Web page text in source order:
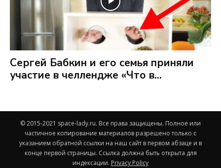
Сергей Бабкин и его семья приняли
участие в челлендже «Что в...
© 2015-2021 space-lady.ru. Все права защищены. Полное или
частичное копирование материалов разрешено только с
указанием обратной ссылки на наш сайт в первом абзаце и в
конце первой страницы. Ссылка должна быть открыта для
индексации. Privacy Policy